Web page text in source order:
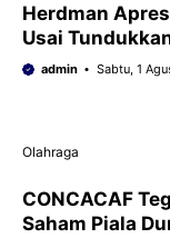
Herdman
Usai
admin Sabtu, 1
Olahraga
CONCACAF
Saham Piala